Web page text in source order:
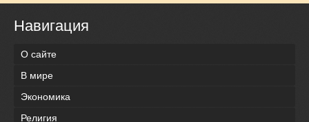
Навигация
О сайте
В мире
Экономика
Религия